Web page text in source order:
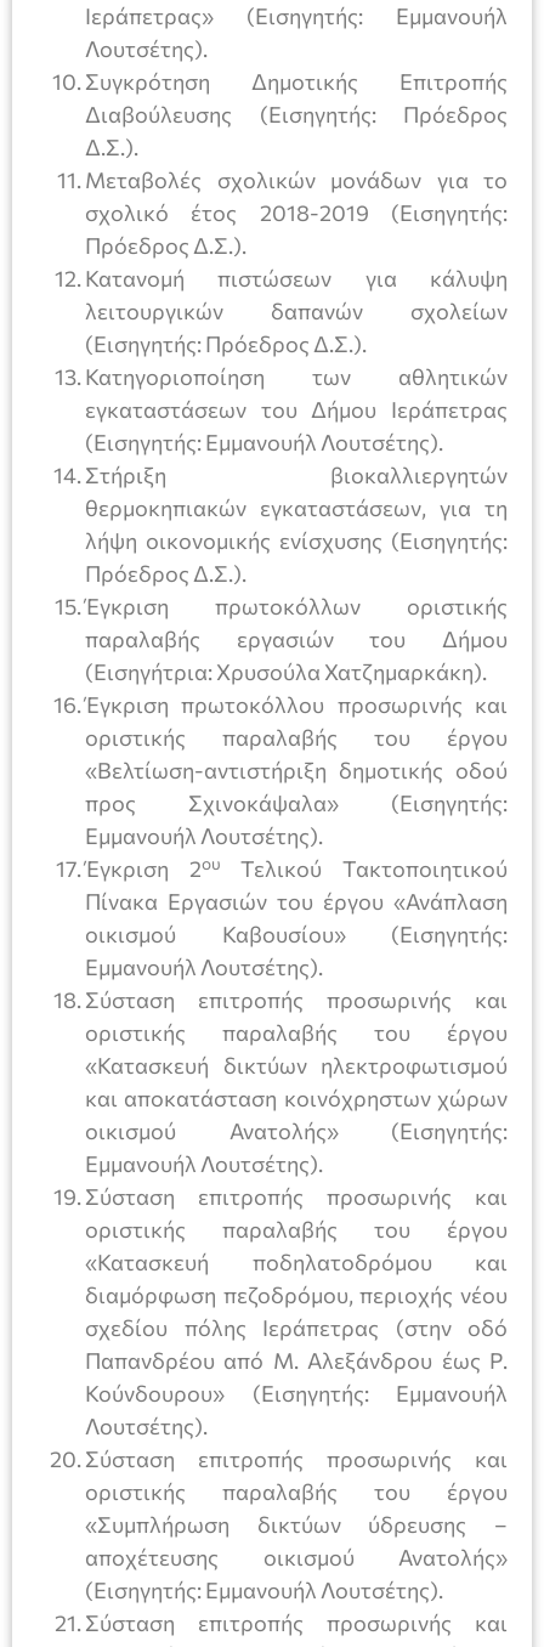
Ιεράπετρας» (Εισηγητής: Εμμανουήλ
Λουτσέτης).
Συγκρότηση Δημοτικής Επιτροπής
Διαβούλευσης (Εισηγητής: Πρόεδρος
Δ.Σ.).
Μεταβολές σχολικών μονάδων για το
σχολικό έτος 2018-2019 (Εισηγητής:
Πρόεδρος Δ.Σ.).
Κατανομή πιστώσεων για κάλυψη
λειτουργικών δαπανών σχολείων
(Εισηγητής: Πρόεδρος Δ.Σ.).
Κατηγοριοποίηση των αθλητικών
εγκαταστάσεων του Δήμου Ιεράπετρας
(Εισηγητής: Εμμανουήλ Λουτσέτης).
Στήριξη βιοκαλλιεργητών
θερμοκηπιακών εγκαταστάσεων, για τη
λήψη οικονομικής ενίσχυσης (Εισηγητής:
Πρόεδρος Δ.Σ.).
Έγκριση πρωτοκόλλων οριστικής
παραλαβής εργασιών του Δήμου
(Εισηγήτρια: Χρυσούλα Χατζημαρκάκη).
Έγκριση πρωτοκόλλου προσωρινής και
οριστικής παραλαβής του έργου
«Βελτίωση-αντιστήριξη δημοτικής οδού
προς Σχινοκάψαλα» (Εισηγητής:
Εμμανουήλ Λουτσέτης).
Έγκριση 2ου
Τελικού Τακτοποιητικού
Πίνακα Εργασιών του έργου «Ανάπλαση
οικισμού Καβουσίου» (Εισηγητής:
Εμμανουήλ Λουτσέτης).
Σύσταση επιτροπής προσωρινής και
οριστικής παραλαβής του έργου
«Κατασκευή δικτύων ηλεκτροφωτισμού
και αποκατάσταση κοινόχρηστων χώρων
οικισμού Ανατολής» (Εισηγητής:
Εμμανουήλ Λουτσέτης).
Σύσταση επιτροπής προσωρινής και
οριστικής παραλαβής του έργου
«Κατασκευή ποδηλατοδρόμου και
διαμόρφωση πεζοδρόμου, περιοχής νέου
σχεδίου πόλης Ιεράπετρας (στην οδό
Παπανδρέου από Μ. Αλεξάνδρου έως Ρ.
Κούνδουρου» (Εισηγητής: Εμμανουήλ
Λουτσέτης).
Σύσταση επιτροπής προσωρινής και
οριστικής παραλαβής του έργου
«Συμπλήρωση δικτύων ύδρευσης –
αποχέτευσης οικισμού Ανατολής»
(Εισηγητής: Εμμανουήλ Λουτσέτης).
Σύσταση επιτροπής προσωρινής και